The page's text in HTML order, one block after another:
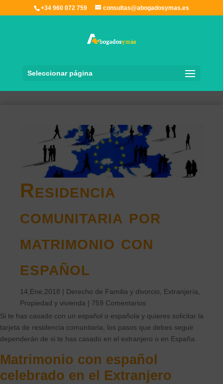
+34 960 072 759 consultas@abogadosymas.es
Seleccionar página
Residencia
comunitaria por
matrimonio con
español
14,Ene,2018 | Derecho de Familia y divorcio Extranjería
Propiedad y vivienda | 759 Comentarios
Si te has casado con un español o española y quieres solicitar la
tarjeta de residencia comunitaria, los pasos que debes seguir
dependerán de si te has casado en el extranjero o en España.
Matrimonio con español
celebrado en el Extranjero